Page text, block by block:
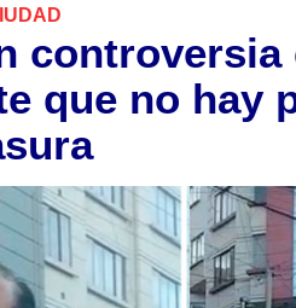
controversia
que no hay